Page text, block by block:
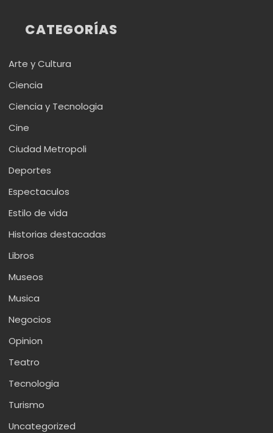
CATEGORÍAS
Arte y Cultura
Ciencia
Ciencia y Tecnologia
Cine
Ciudad Metropoli
Deportes
Espectaculos
Estilo de vida
Historias destacadas
Libros
Museos
Musica
Negocios
Opinion
Teatro
Tecnologia
Turismo
Uncategorized